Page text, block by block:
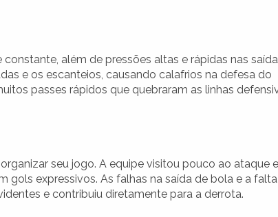
além de pressões altas e rápidas nas
e os escanteios, causando calafrios na defesa do
passes rápidos que quebraram as linhas
seu jogo. A equipe visitou pouco ao ataque
gols expressivos. As falhas na saída de bola e a falta
e contribuiu diretamente para a derrota.